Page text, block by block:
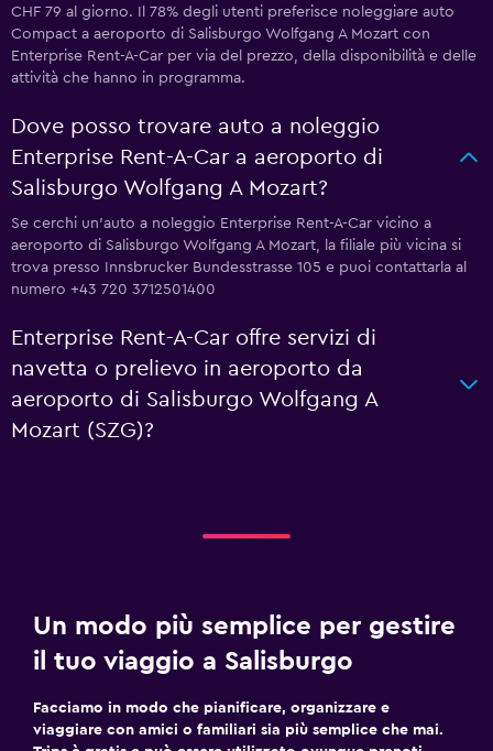
CHF 79 al giorno. Il 78% degli utenti preferisce noleggiare auto
Compact a aeroporto di Salisburgo Wolfgang A Mozart con
Enterprise Rent-A-Car per via del prezzo, della disponibilità e delle
attività che hanno in programma.
Dove posso trovare auto a noleggio
Enterprise Rent-A-Car a aeroporto di
Salisburgo Wolfgang A Mozart?
Se cerchi un'auto a noleggio Enterprise Rent-A-Car vicino a
aeroporto di Salisburgo Wolfgang A Mozart, la filiale più vicina si
trova presso Innsbrucker Bundesstrasse 105 e puoi contattarla al
numero +43 720 3712501400
Enterprise Rent-A-Car offre servizi di
navetta o prelievo in aeroporto da
aeroporto di Salisburgo Wolfgang A
Mozart (SZG)?
Un modo più semplice per gestire
il tuo viaggio a Salisburgo
Facciamo in modo che pianificare, organizzare e
viaggiare con amici o familiari sia più semplice che mai.